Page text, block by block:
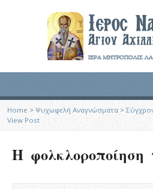
Home > Ψυχωφελή Αναγνώσματα>
View Post
Η φολκλοροποίηση